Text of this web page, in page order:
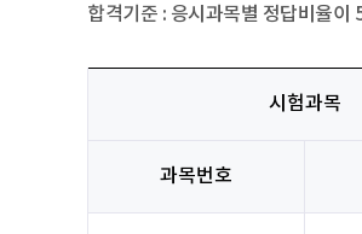
합격기준 : 응시과목별 정답비율
시험과목
과목번호